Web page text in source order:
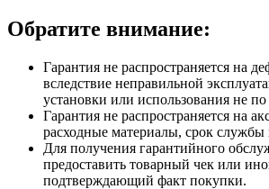
Обратите внимание:
Гарантия не распространяется на
вследствие неправильной
установки или использования не
Гарантия не распространяется на
расходные материалы, срок службы
Для получения гарантийного
предоставить товарный чек или
подтверждающий факт покупки.